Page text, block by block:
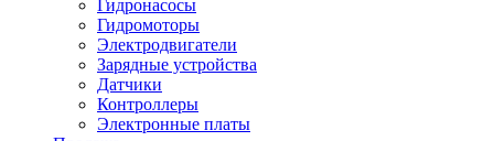
Гидронасосы
Гидромоторы
Электродвигатели
Зарядные устройства
Датчики
Контроллеры
Электронные платы